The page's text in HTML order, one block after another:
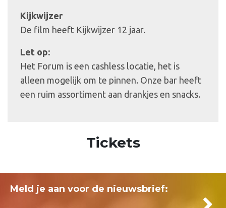
Kijkwijzer
De film heeft Kijkwijzer 12 jaar.
Let op:
Het Forum is een cashless locatie, het is
alleen mogelijk om te pinnen. Onze bar heeft
een ruim assortiment aan drankjes en snacks.
Tickets
Meld je aan voor de nieuwsbrief: